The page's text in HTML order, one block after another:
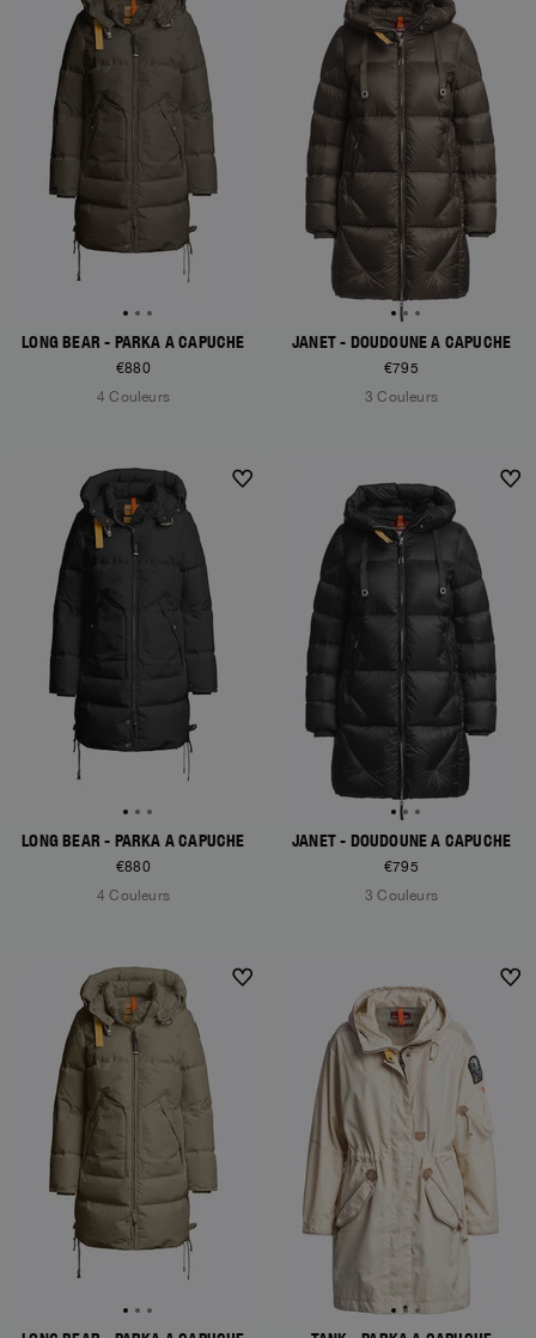
LONG BEAR - PARKA À CAPUCHE
€880
4 Couleurs
JANET - DOUDOUNE À CAPUCHE
€795
3 Couleurs
NEW ARRIVALS
LONG BEAR - PARKA À CAPUCHE
€880
4 Couleurs
NEW ARRIVALS
JANET - DOUDOUNE À CAPUCHE
€795
3 Couleurs
NEW ARRIVALS